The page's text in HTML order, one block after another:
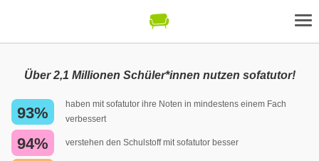
Über 2,1 Millionen Schüler*innen nutzen sofatutor!
93%
haben mit sofatutor ihre Noten in mindestens einem Fach
verbessert
94% verstehen den Schulstoff mit sofatutor besser